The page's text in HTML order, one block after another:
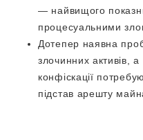
— найвищого
процесуальними
Дотепер наявна
злочинних активів,
конфіскації
підстав арешту